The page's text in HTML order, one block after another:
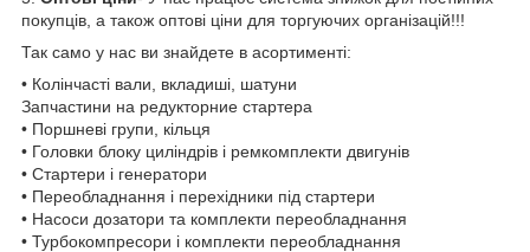
покупців, а також оптові ціни для торгуючих організацій!!!
Так само у нас ви знайдете в асортименті:
• Колінчасті вали, вкладиші, шатуни
Запчастини на редукторние стартера
• Поршневі групи, кільця
• Головки блоку циліндрів і ремкомплекти двигунів
• Стартери і генератори
• Переобладнання і перехідники під стартери
• Насоси дозатори та комплекти переобладнання
• Турбокомпресори і комплекти переобладнання